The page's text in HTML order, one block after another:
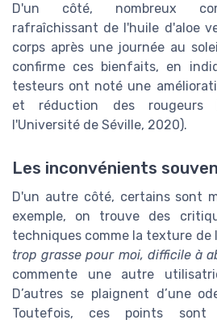
D'un côté, nombreux
rafraîchissant de l'huile d'aloe
corps après une journée au
confirme ces bienfaits, en
testeurs ont noté une
et réduction des rougeurs
l'Université de Séville, 2020).
Les inconvénients
D'un autre côté, certains sont
exemple, on trouve des
techniques comme la texture de
trop grasse pour moi, difficile à
commente une autre
D’autres se plaignent d’une
Toutefois, ces points